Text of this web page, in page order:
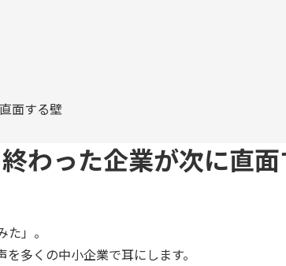
面する壁
わった企業が次に直
」。
を多くの中小企業で耳にします。